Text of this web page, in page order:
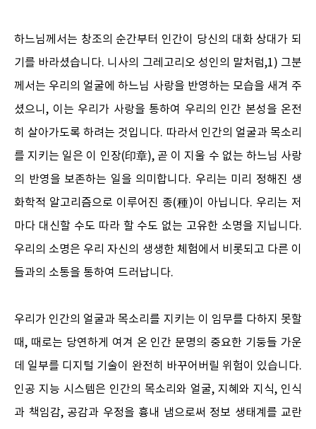
하느님께서는 창조의 순간부터 인간이 당신의 대화 상대가 되
기를 바라셨습니다. 니사의 그레고리오 성인의 말처럼,1) 그분
께서는 우리의 얼굴에 하느님 사랑을 반영하는 모습을 새겨 주
셨으니, 이는 우리가 사랑을 통하여 우리의 인간 본성을 온전
히 살아가도록 하려는 것입니다. 따라서 인간의 얼굴과 목소리
를 지키는 일은 이 인장(印章), 곧 이 지울 수 없는 하느님 사랑
의 반영을 보존하는 일을 의미합니다. 우리는 미리 정해진 생
화학적 알고리즘으로 이루어진 종(種)이 아닙니다. 우리는 저
마다 대신할 수도 따라 할 수도 없는 고유한 소명을 지닙니다.
우리의 소명은 우리 자신의 생생한 체험에서 비롯되고 다른 이
들과의 소통을 통하여 드러납니다.
우리가 인간의 얼굴과 목소리를 지키는 이 임무를 다하지 못할
때, 때로는 당연하게 여겨 온 인간 문명의 중요한 기둥들 가운
데 일부를 디지털 기술이 완전히 바꾸어버릴 위험이 있습니다.
인공 지능 시스템은 인간의 목소리와 얼굴, 지혜와 지식, 인식
과 책임감, 공감과 우정을 흉내 냄으로써 정보 생태계를 교란